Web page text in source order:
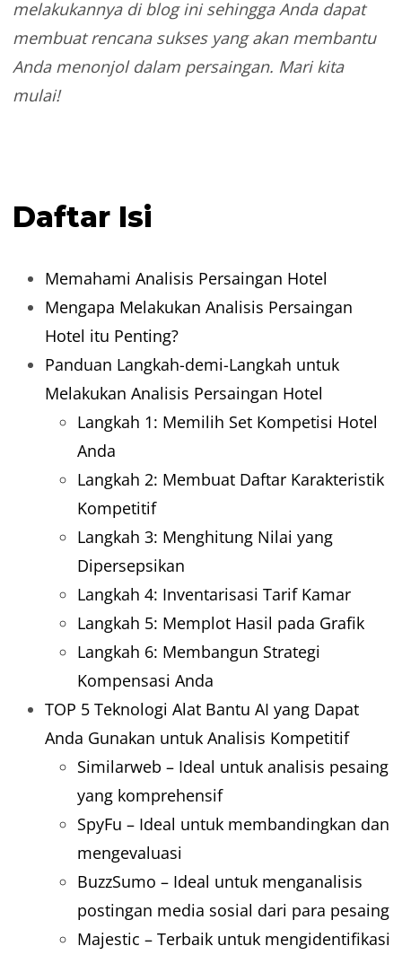
melakukannya di blog ini sehingga Anda dapat
membuat rencana sukses yang akan membantu
Anda menonjol dalam persaingan. Mari kita
mulai!
Daftar Isi
Memahami Analisis Persaingan Hotel
Mengapa Melakukan Analisis Persaingan
Hotel itu Penting?
Panduan Langkah-demi-Langkah untuk
Melakukan Analisis Persaingan Hotel
Langkah 1: Memilih Set Kompetisi Hotel
Anda
Langkah 2: Membuat Daftar Karakteristik
Kompetitif
Langkah 3: Menghitung Nilai yang
Dipersepsikan
Langkah 4: Inventarisasi Tarif Kamar
Langkah 5: Memplot Hasil pada Grafik
Langkah 6: Membangun Strategi
Kompensasi Anda
TOP 5 Teknologi Alat Bantu AI yang Dapat
Anda Gunakan untuk Analisis Kompetitif
Similarweb – Ideal untuk analisis pesaing
yang komprehensif
SpyFu – Ideal untuk membandingkan dan
mengevaluasi
BuzzSumo – Ideal untuk menganalisis
postingan media sosial dari para pesaing
Majestic – Terbaik untuk mengidentifikasi